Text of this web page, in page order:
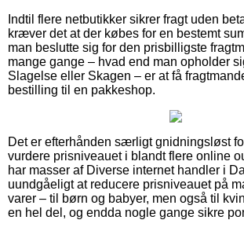
Indtil flere netbutikker sikrer fragt uden
kræver det at der købes for en bestemt
man beslutte sig for den prisbilligste
mange gange – hvad end man opholder
Slagelse eller Skagen – er at få
bestilling til en pakkeshop.
Det er efterhånden særligt gnidningsløst
vurdere prisniveauet i blandt flere online
har masser af Diverse internet handler i
uundgåeligt at reducere prisniveauet på
varer – til børn og babyer, men også til
en hel del, og endda nogle gange sikre